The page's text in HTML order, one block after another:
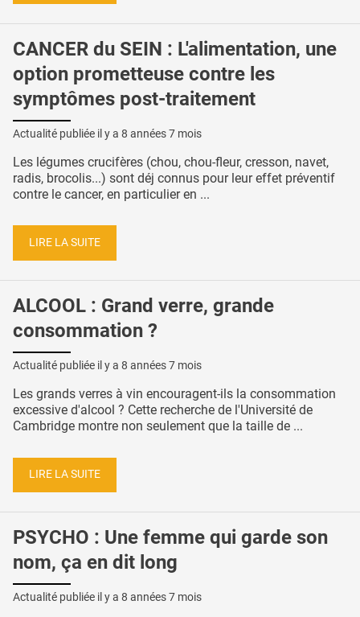
CANCER du SEIN : L'alimentation, une
option prometteuse contre les
symptômes post-traitement
Actualité publiée il y a 8 années 7 mois
Les légumes crucifères (chou, chou-fleur, cresson, navet,
radis, brocolis...) sont déj connus pour leur effet préventif
contre le cancer, en particulier en ...
LIRE LA SUITE
ALCOOL : Grand verre, grande
consommation ?
Actualité publiée il y a 8 années 7 mois
Les grands verres à vin encouragent-ils la consommation
excessive d'alcool ? Cette recherche de l'Université de
Cambridge montre non seulement que la taille de ...
LIRE LA SUITE
PSYCHO : Une femme qui garde son
nom, ça en dit long
Actualité publiée il y a 8 années 7 mois